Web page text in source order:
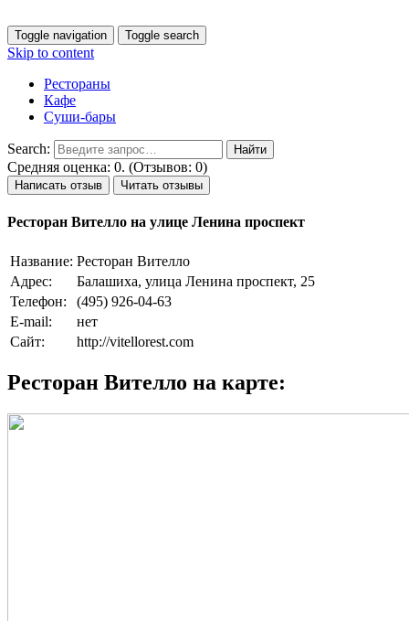
Toggle navigation Toggle search
Skip to content
Рестораны
Кафе
Суши-бары
Search:
Средняя оценка: 0. (Отзывов: 0)
Написать отзыв Читать отзывы
Ресторан Вителло на улице Ленина проспект
Название: Ресторан Вителло
Адрес:
Балашиха, улица Ленина проспект, 25
Телефон:
(495) 926-04-63
E-mail:
нет
Сайт:
http://vitellorest.com
Ресторан Вителло на карте: